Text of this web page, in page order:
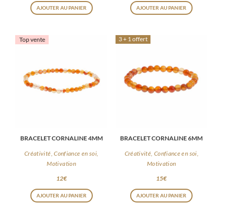
AJOUTER AU PANIER AJOUTER AU PANIER
Top vente
BRACELET CORNALINE 4MM
Créativité, Confiance en soi,
Motivation
12€
AJOUTER AU PANIER
3 + 1 offert
BRACELET CORNALINE 6MM
Créativité, Confiance en soi,
Motivation
15€
AJOUTER AU PANIER